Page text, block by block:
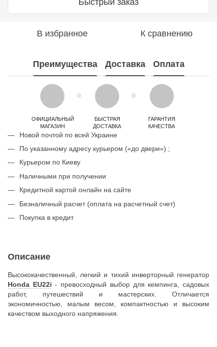
Быстрый заказ
В избранное К сравнению
Преимущества Доставка Оплата
ОФИЦИАЛЬНЫЙ
МАГАЗИН
БЫСТРАЯ
ДОСТАВКА
ГАРАНТИЯ
КАЧЕСТВА
Новой почтой по всей Украине
По указанному адресу курьером («до двери») ;
Курьером по Киеву
Наличными при получении
Кредитной картой онлайн на сайте
Безналичный расчет (оплата на расчетный счет)
Покупка в кредит
Описание
Высококачественный, легкий и тихий инверторный генератор
Honda EU22i - превосходный выбор для кемпинга, садовых
работ, путешествий и мастерских. Отличается
экономичностью, малым весом, компактностью и высоким
качеством выходного напряжения.